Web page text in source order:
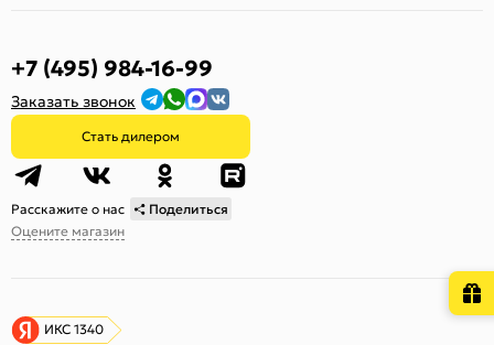
+7 (495) 984-16-99
Заказать звонок
Стать дилером
Расскажите о нас
Поделиться
Оцените магазин
ИКС 1340